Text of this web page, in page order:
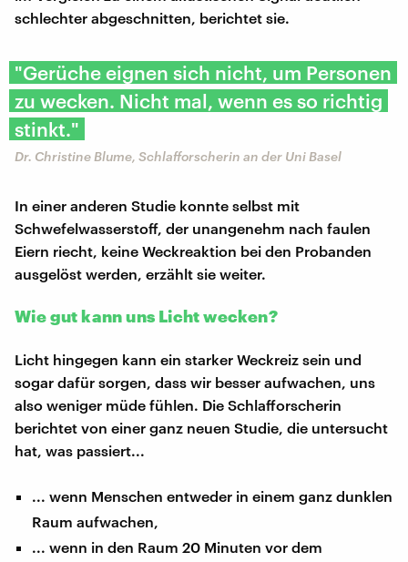
schlechter abgeschnitten, berichtet sie.
"Gerüche eignen sich nicht, um Personen
zu wecken. Nicht mal, wenn es so richtig
stinkt."
Dr. Christine Blume, Schlafforscherin an der Uni Basel
In einer anderen Studie konnte selbst mit
Schwefelwasserstoff, der unangenehm nach faulen
Eiern riecht, keine Weckreaktion bei den Probanden
ausgelöst werden, erzählt sie weiter.
Wie gut kann uns Licht wecken?
Licht hingegen kann ein starker Weckreiz sein und
sogar dafür sorgen, dass wir besser aufwachen, uns
also weniger müde fühlen. Die Schlafforscherin
berichtet von einer ganz neuen Studie, die untersucht
hat, was passiert...
... wenn Menschen entweder in einem ganz dunklen
Raum aufwachen,
... wenn in den Raum 20 Minuten vor dem